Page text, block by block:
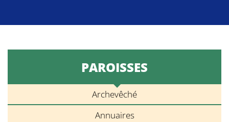
PAROISSES
Archevêché
Annuaires